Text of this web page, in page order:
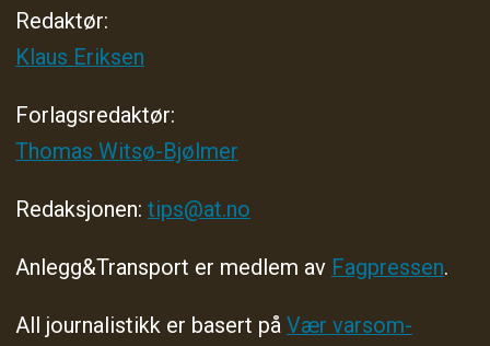
Redaktør:
Klaus Eriksen
Forlagsredaktør:
Thomas Witsø-Bjølmer
Redaksjonen: tips@at.no
Anlegg&Transport er medlem av Fagpressen.
All journalistikk er basert på Vær varsom-